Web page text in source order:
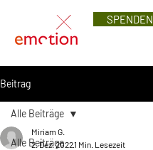
SPENDEN
Beitrag
Alle Beiträge
Alle Beiträge
Miriam G.
2. Dez. 20221 Min. Lesezeit